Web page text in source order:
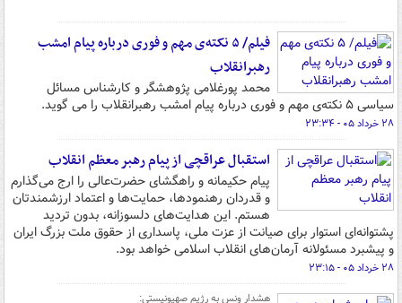
فیلم/ ۵ نکته‌ی مهم و فوری درباره پیام امشب
رهبرانقلاب
محمد پورغلامی پژوهشگر و کارشناس مسائل
سیاسی ۵ نکته‌ی مهم و فوری درباره پیام امشب رهبرانقلاب را می گوید.
۲۸ خرداد ۰۵ - ۲۳:۳۴
استقبال عراقچی از پیام رهبر معظم انقلاب
پیام حکیمانه و راهگشای حضرت‌عالی را ارج می‌گذارم
و قدردان رهنمودها، حمایت‌ها و اعتماد ارزشمندتان
هستم. این هدایت‌های دلسوزانه، بدون تردید
پشتوانه‌ای استوار برای صیانت از عزت ملی، پاسداری از حقوق ملت بزرگ ایران
و پیشبرد مسئولانه آرمان‌های انقلاب اسلامی خواهد بود.
۲۸ خرداد ۰۵ - ۲۳:۱۵
هشدار ونس به رژیم صهیونیستی: